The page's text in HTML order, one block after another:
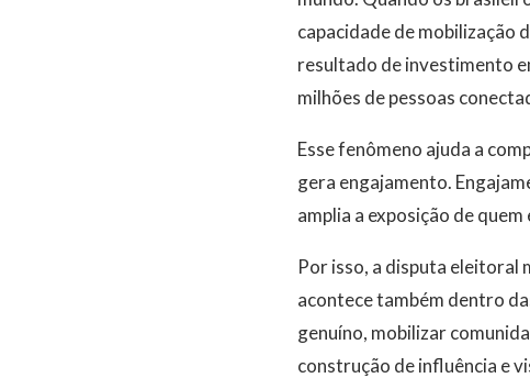
capacidade de mobilização
resultado de investimento
milhões de pessoas
Esse fenômeno ajuda a
gera engajamento.
amplia a exposição de
Por isso, a disputa eleitoral
acontece também dentro
genuíno, mobilizar
construção de influência e